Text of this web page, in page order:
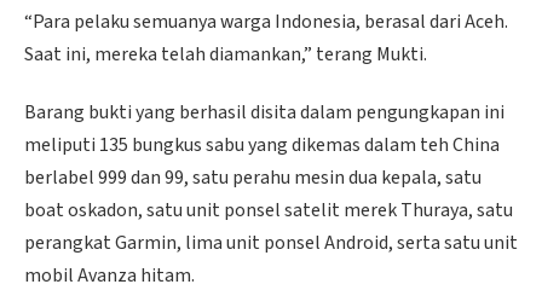
“Para pelaku semuanya warga Indonesia, berasal dari Aceh.
Saat ini, mereka telah diamankan,” terang Mukti.
Barang bukti yang berhasil disita dalam pengungkapan ini
meliputi 135 bungkus sabu yang dikemas dalam teh China
berlabel 999 dan 99, satu perahu mesin dua kepala, satu
boat oskadon, satu unit ponsel satelit merek Thuraya, satu
perangkat Garmin, lima unit ponsel Android, serta satu unit
mobil Avanza hitam.